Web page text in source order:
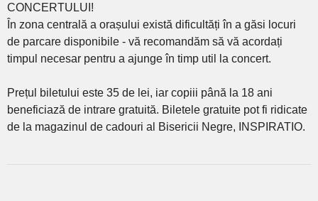
CONCERTULUI!
În zona centrală a orașului există dificultăți în a găsi locuri
de parcare disponibile - vă recomandăm să vă acordați
timpul necesar pentru a ajunge în timp util la concert.
Prețul biletului este 35 de lei, iar copiii până la 18 ani
beneficiază de intrare gratuită. Biletele gratuite pot fi ridicate
de la magazinul de cadouri al Bisericii Negre, INSPIRATIO.